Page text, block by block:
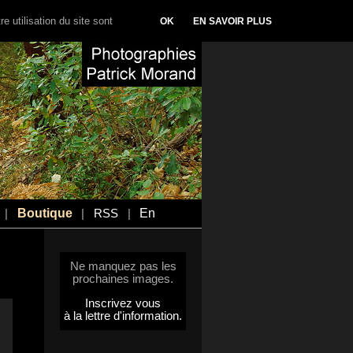
Boutique RSS En
Ne manquez pas les
prochaines images.
Inscrivez vous
à la lettre d'information.
utilisation du site sont OK EN SAVOIR PLUS